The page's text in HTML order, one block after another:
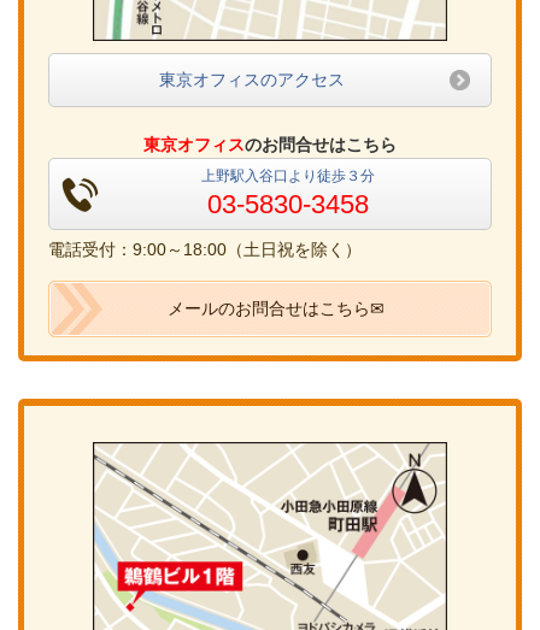
東京オフィスのアクセス
東京オフィスのお問合せはこちら
上野駅入谷口より徒歩３分
03-5830-3458
電話受付：9:00～18:00（土日祝を除く）
メールのお問合せはこちら✉